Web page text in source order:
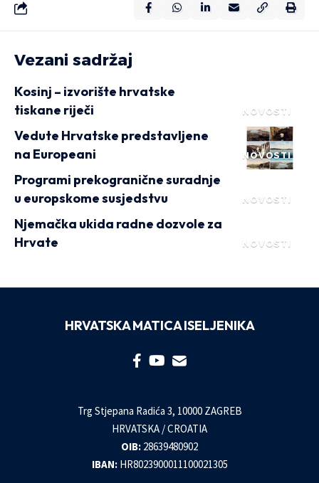
Vezani sadržaj
NOVOSTI
Kosinj – izvorište hrvatske
tiskane riječi
NOVOSTI
Vedute Hrvatske predstavljene
na Europeani
NOVOSTI
Programi prekogranične suradnje
u europskome susjedstvu
NOVOSTI
Njemačka ukida radne dozvole za
Hrvate
HRVATSKA MATICA ISELJENIKA
Trg Stjepana Radića 3, 10000 ZAGREB
HRVATSKA / CROATIA
OIB: 28639480902
IBAN: HR8023900011100021305